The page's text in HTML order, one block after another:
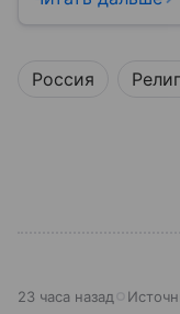
Россия
23 часа назад